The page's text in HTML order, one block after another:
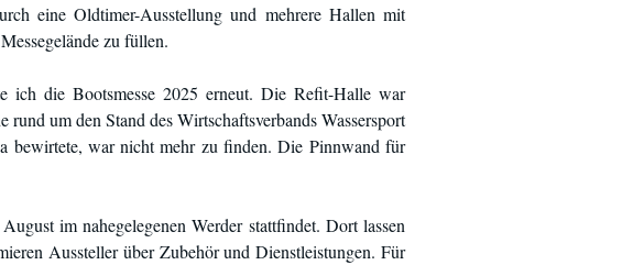
eine Oldtimer-Ausstellung und mehrere Hallen mit
zu füllen.
ich die Bootsmesse 2025 erneut. Die Refit-Halle war
um den Stand des Wirtschaftsverbands Wassersport
bewirtete, war nicht mehr zu finden. Die Pinnwand für
im nahegelegenen Werder stattfindet. Dort lassen
Aussteller über Zubehör und Dienstleistungen. Für